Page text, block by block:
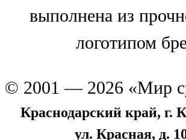
выполнена из
логотипом
© 2001 — 2026 «Мир
Краснодарский край, г.
ул. Красная, д.